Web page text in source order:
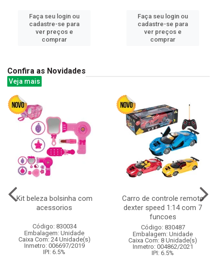
Faça seu login ou
cadastre-se para
ver preços e
comprar
Faça seu login ou
cadastre-se para
ver preços e
comprar
Confira as Novidades
Veja mais
Kit beleza bolsinha com
acessorios
Código: 830034
Embalagem: Unidade
Caixa Com: 24 Unidade(s)
Inmetro: 006697/2019
IPI: 6.5%
Carro de controle remoto
dexter speed 1:14 com 7
funcoes
Código: 830487
Embalagem: Unidade
Caixa Com: 8 Unidade(s)
Inmetro: 004862/2021
IPI: 6.5%